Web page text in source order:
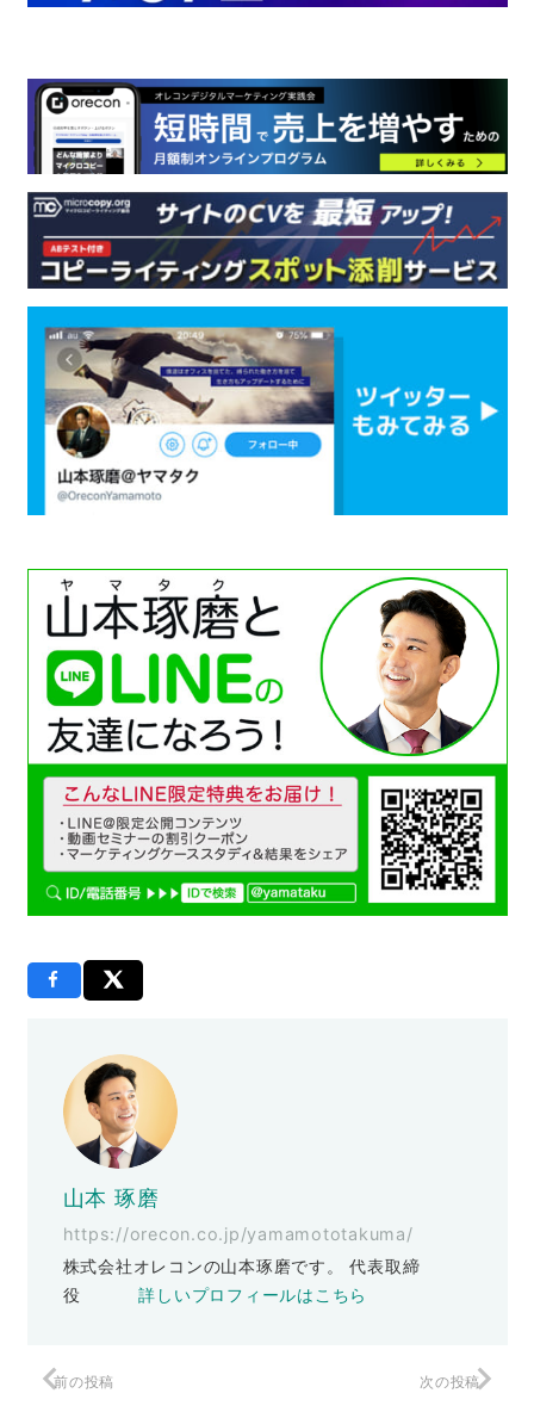
山本 琢磨
https://orecon.co.jp/yamamototakuma/
株式会社オレコンの山本琢磨です。 代表取締
役詳しいプロフィールはこちら
前の投稿 次の投稿